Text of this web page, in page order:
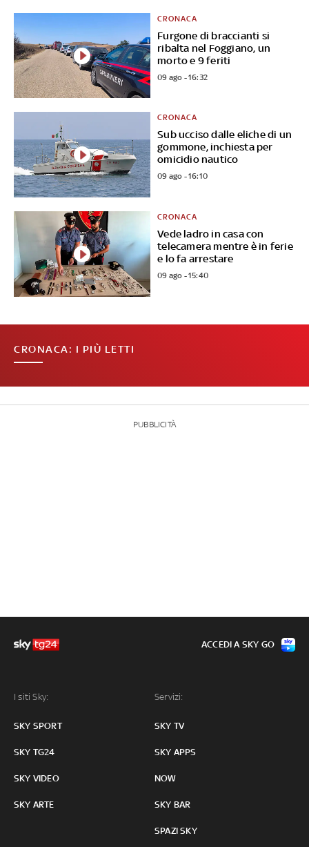
Furgone di braccianti si
ribalta nel Foggiano, un
morto e 9 feriti
CRONACA
09 ago - 16:32
Sub ucciso dalle eliche di un
gommone, inchiesta per
omicidio nautico
CRONACA
09 ago - 16:10
Vede ladro in casa con
telecamera mentre è in ferie
e lo fa arrestare
CRONACA
09 ago - 15:40
CRONACA: I PIÙ LETTI
PUBBLICITÀ
I siti Sky:
SKY SPORT
SKY TG24
SKY VIDEO
SKY ARTE
Servizi:
SKY TV
SKY APPS
NOW
SKY BAR
SPAZI SKY
ACCEDI A SKY GO